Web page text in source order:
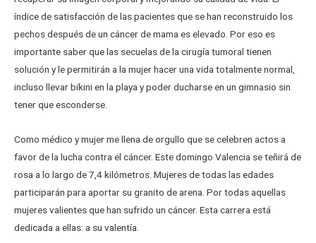
índice de satisfacción de las pacientes que se han reconstruido los
pechos después de un cáncer de mama es elevado. Por eso es
importante saber que las secuelas de la cirugía tumoral tienen
solución y le permitirán a la mujer hacer una vida totalmente normal,
incluso llevar bikini en la playa y poder ducharse en un gimnasio sin
tener que esconderse.
Como médico y mujer me llena de orgullo que se celebren actos a
favor de la lucha contra el cáncer. Este domingo Valencia se teñirá de
rosa a lo largo de 7,4 kilómetros. Mujeres de todas las edades
participarán para aportar su granito de arena. Por todas aquellas
mujeres valientes que han sufrido un cáncer. Esta carrera está
dedicada a ellas: a su valentía.